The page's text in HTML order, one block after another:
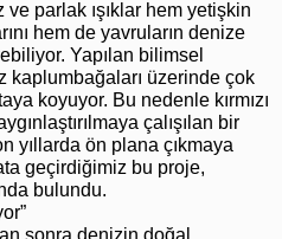
parlak ışıklar hem yetişkin
hem de yavruların denize
Yapılan bilimsel
kaplumbağaları üzerinde çok
koyuyor. Bu nedenle kırmızı
çalışılan bir
yıllarda ön plana çıkmaya
geçirdiğimiz bu proje,
bulundu.